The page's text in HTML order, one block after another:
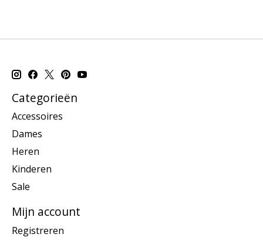
Categorieën
Accessoires
Dames
Heren
Kinderen
Sale
Mijn account
Registreren